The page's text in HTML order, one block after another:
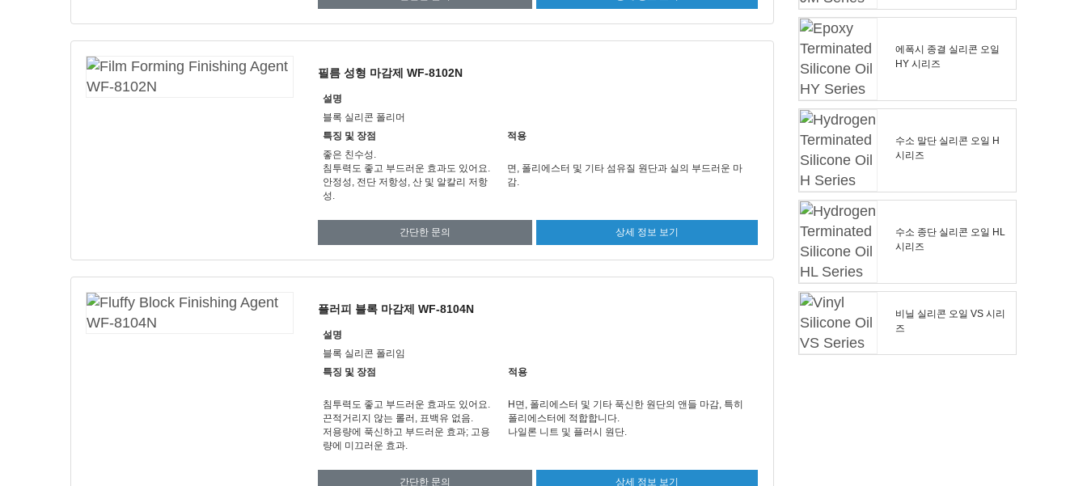
필름 성형 마감제 WF-8102N
설명
블록 실리콘 폴리머
특징 및 장점
적용
좋은 친수성.
침투력도 좋고 부드러운 효과도 있어요.
안정성, 전단 저항성, 산 및 알칼리 저항
성.
면, 폴리에스터 및 기타 섬유질 원단과 실의 부드러운 마
감.
간단한 문의 상세 정보 보기
플러피 블록 마감제 WF-8104N
설명
블록 실리콘 폴리임
특징 및 장점
적용
침투력도 좋고 부드러운 효과도 있어요.
끈적거리지 않는 롤러, 표백유 없음.
저용량에 푹신하고 부드러운 효과; 고용
량에 미끄러운 효과.
H 면, 폴리에스터 및 기타 푹신한 원단의 앤들 마감, 특히
폴리에스터에 적합합니다.
나일론 니트 및 플러시 원단.
간단한 문의 상세 정보 보기
에폭시 종결 실리콘 오일
HY 시리즈
수소 말단 실리콘 오일 H
시리즈
수소 종단 실리콘 오일 HL
시리즈
비닐 실리콘 오일 VS 시리
즈